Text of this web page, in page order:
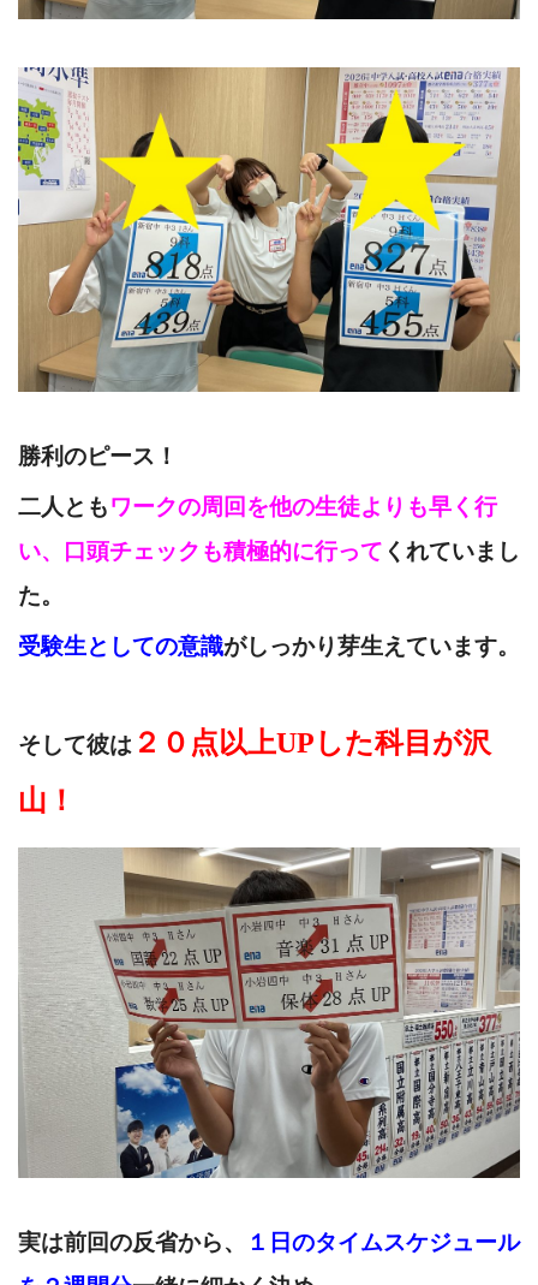
勝利のピース！
二人ともワークの周回を他の生徒よりも早く行
い、口頭チェックも積極的に行って くれていまし
た。
受験生としての意識がしっかり芽生えています。
そして彼は ２０点以上UPした科目が沢
山！
実は前回の反省から、
１日のタイムスケジュール